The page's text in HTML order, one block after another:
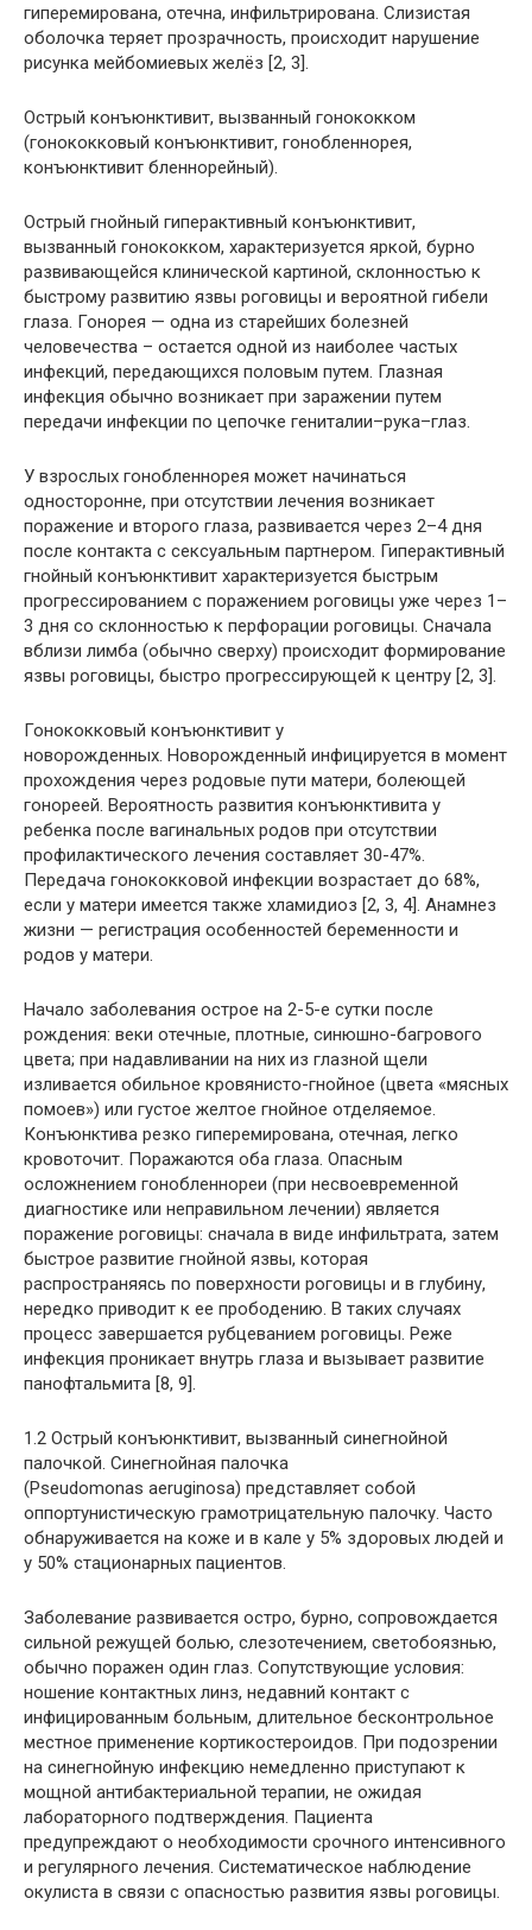
гиперемирована, отечна, инфильтрирована. Слизистая
оболочка теряет прозрачность, происходит нарушение
рисунка мейбомиевых желёз [2, 3].
Острый конъюнктивит, вызванный гонококком
(гонококковый конъюнктивит, гонобленнорея,
конъюнктивит бленнорейный).
Острый гнойный гиперактивный конъюнктивит,
вызванный гонококком, характеризуется яркой, бурно
развивающейся клинической картиной, склонностью к
быстрому развитию язвы роговицы и вероятной гибели
глаза. Гонорея — одна из старейших болезней
человечества – остается одной из наиболее частых
инфекций, передающихся половым путем. Глазная
инфекция обычно возникает при заражении путем
передачи инфекции по цепочке гениталии–рука–глаз.
У взрослых гонобленнорея может начинаться
односторонне, при отсутствии лечения возникает
поражение и второго глаза, развивается через 2–4 дня
после контакта с сексуальным партнером. Гиперактивный
гнойный конъюнктивит характеризуется быстрым
прогрессированием с поражением роговицы уже через 1–
3 дня со склонностью к перфорации роговицы. Сначала
вблизи лимба (обычно сверху) происходит формирование
язвы роговицы, быстро прогрессирующей к центру [2, 3].
Гонококковый конъюнктивит у
новорожденных. Новорожденный инфицируется в момент
прохождения через родовые пути матери, болеющей
гонореей. Вероятность развития конъюнктивита у
ребенка после вагинальных родов при отсутствии
профилактического лечения составляет 30-47%.
Передача гонококковой инфекции возрастает до 68%,
если у матери имеется также хламидиоз [2, 3, 4]. Анамнез
жизни — регистрация особенностей беременности и
родов у матери.
Начало заболевания острое на 2-5-е сутки после
рождения: веки отечные, плотные, синюшно-багрового
цвета; при надавливании на них из глазной щели
изливается обильное кровянисто-гнойное (цвета «мясных
помоев») или густое желтое гнойное отделяемое.
Конъюнктива резко гиперемирована, отечная, легко
кровоточит. Поражаются оба глаза. Опасным
осложнением гонобленнореи (при несвоевременной
диагностике или неправильном лечении) является
поражение роговицы: сначала в виде инфильтрата, затем
быстрое развитие гнойной язвы, которая
распространяясь по поверхности роговицы и в глубину,
нередко приводит к ее прободению. В таких случаях
процесс завершается рубцеванием роговицы. Реже
инфекция проникает внутрь глаза и вызывает развитие
панофтальмита [8, 9].
1.2 Острый конъюнктивит, вызванный синегнойной
палочкой. Синегнойная палочка
(Pseudomonas aeruginosa) представляет собой
оппортунистическую грамотрицательную палочку. Часто
обнаруживается на коже и в кале у 5% здоровых людей и
у 50% стационарных пациентов.
Заболевание развивается остро, бурно, сопровождается
сильной режущей болью, слезотечением, светобоязнью,
обычно поражен один глаз. Сопутствующие условия:
ношение контактных линз, недавний контакт с
инфицированным больным, длительное бесконтрольное
местное применение кортикостероидов. При подозрении
на синегнойную инфекцию немедленно приступают к
мощной антибактериальной терапии, не ожидая
лабораторного подтверждения. Пациента
предупреждают о необходимости срочного интенсивного
и регулярного лечения. Систематическое наблюдение
окулиста в связи с опасностью развития язвы роговицы.